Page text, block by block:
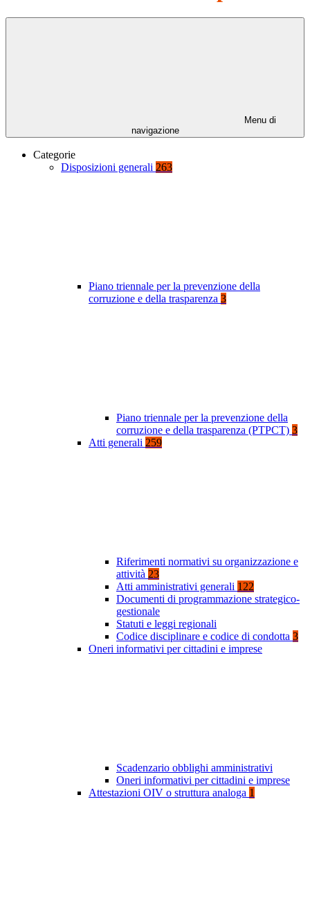
Menu di
navigazione
Categorie
Disposizioni generali 263
Piano triennale per la prevenzione della
corruzione e della trasparenza 3
Piano triennale per la prevenzione della
corruzione e della trasparenza (PTPCT) 3
Atti generali 259
Riferimenti normativi su organizzazione e
attività 23
Atti amministrativi generali 122
Documenti di programmazione strategico-
gestionale
Statuti e leggi regionali
Codice disciplinare e codice di condotta 3
Oneri informativi per cittadini e imprese
Scadenzario obblighi amministrativi
Oneri informativi per cittadini e imprese
Attestazioni OIV o struttura analoga 1